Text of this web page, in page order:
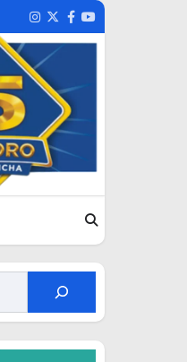
Instagram
TwitterFacebook
Youtube